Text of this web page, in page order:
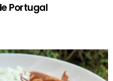
Portugal